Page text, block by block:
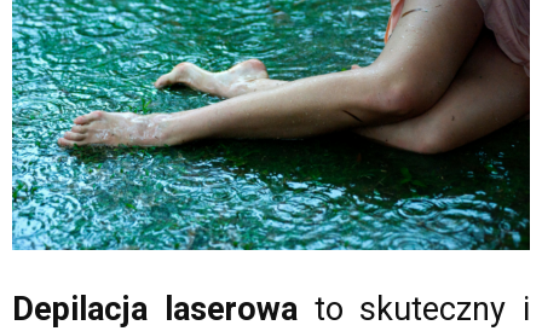
Depilacja laserowato skuteczny i